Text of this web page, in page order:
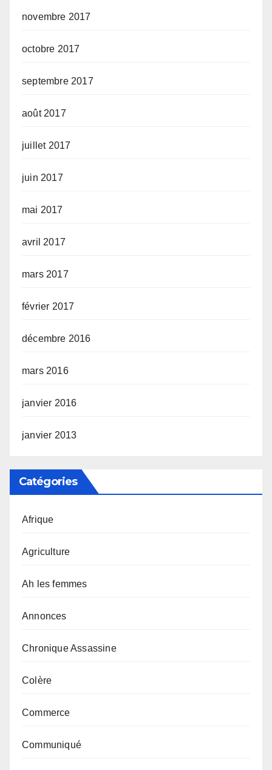
novembre 2017
octobre 2017
septembre 2017
août 2017
juillet 2017
juin 2017
mai 2017
avril 2017
mars 2017
février 2017
décembre 2016
mars 2016
janvier 2016
janvier 2013
Catégories
Afrique
Agriculture
Ah les femmes
Annonces
Chronique Assassine
Colère
Commerce
Communiqué